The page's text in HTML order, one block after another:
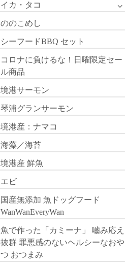
イカ・タコ
ののこめし
シーフードBBQ セット
コロナに負けるな！日曜限定セー
ル商品
境港サーモン
琴浦グランサーモン
境港産：ナマコ
海藻／海苔
境港産 鮮魚
エビ
国産無添加 魚ドッグフード
WanWanEveryWan
魚で作った「カミーナ」 嚙み応え
抜群 罪悪感のないヘルシーなおや
つ おつまみ